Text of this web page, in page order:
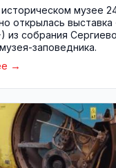
музее
открылась выставка
из собрания
заповедника.